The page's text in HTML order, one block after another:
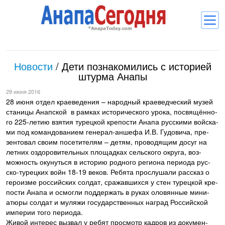
Новости
Блоги
Балачка
Об Анапе
Библиотека
Регистрация и Вход
Новости / Дети познакомились с историей
штурма Анапы
29 июня 2016
28 и­юня от­дел кра­еве­дения – на­род­ный кра­евед­ческий му­зей
ста­ницы Анап­ской в рам­ках ис­то­ричес­ко­го уро­ка, пос­вя­щён­но­
го 225-ле­тию взя­тия ту­рец­кой кре­пос­ти Ана­па рус­ски­ми вой­ска­
ми под ко­ман­до­вани­ем ге­нерал-ан­ше­фа И.В. Гу­дови­ча, пре­
зен­то­вал сво­им по­сети­телям – де­тям, про­водя­щим до­суг на
лет­них оз­до­рови­тель­ных пло­щад­ках сель­ско­го ок­ру­га, воз­
можность оку­нуть­ся в ис­то­рию род­но­го ре­ги­она пе­ри­ода рус­
ско-ту­рец­ких войн 18-19 ве­ков. Ре­бята прос­лу­шали рас­сказ о
ге­ро­из­ме рос­сий­ских сол­дат, сра­жав­шихся у стен ту­рец­кой кре­
пос­ти Ана­па и ос­могли под­держать в ру­ках оло­вян­ные ми­ни­
атю­ры сол­дат и му­ляжи го­сударс­твен­ных наг­рад Рос­сий­ской
им­пе­рии то­го пе­ри­ода.
Жи­вой ин­те­рес выз­вал у ре­бят прос­мотр кад­ров из до­кумен­